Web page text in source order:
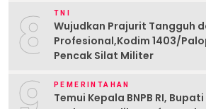
8 TNI
Wujudkan Prajurit Tangguh
Profesional,Kodim 1403/
Pencak Silat Militer
PEMERINTAHAN
Temui Kepala BNPB RI,